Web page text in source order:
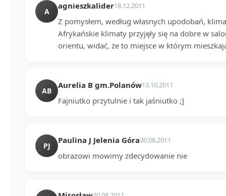
A
agnieszkalider18.12.2011
Z pomysłem, według własnych upodobań,
Afrykańskie klimaty przyjęły się na dobre w
orientu, widać, że to miejsce w którym
AB
Aurelia B gm.Polanów13.10.2011
Fajniutko przytulnie i tak jaśniutko ;]
PJ
Paulina J Jelenia Góra30.08.2011
obrazowi mowimy zdecydowanie nie